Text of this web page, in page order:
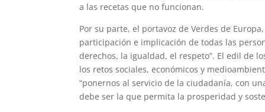
a las recetas que no funcionan.
Por su parte, el portavoz de Verdes de
participación e implicación de todas las
derechos, la igualdad, el respeto”. El edil de
los retos sociales, económicos y
“ponernos al servicio de la ciudadanía, con
debe ser la que permita la prosperidad y